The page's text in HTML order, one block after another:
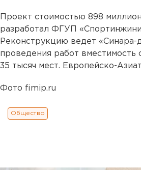
Проект стоимостью 898
разработал ФГУП
Реконструкцию ведет «Синара-
проведения работ вместимость
35 тысяч мест. Европейско-
Фото fimip.ru
Общество